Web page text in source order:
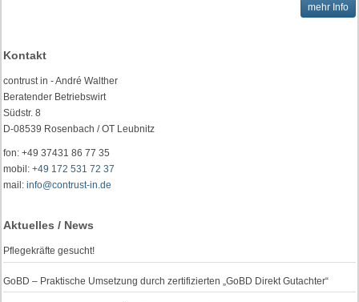
mehr Info
Kontakt
contrust in - André Walther
Beratender Betriebswirt
Südstr. 8
D-08539 Rosenbach / OT Leubnitz
fon: +49 37431 86 77 35
mobil:+49 172 531 72 37
mail:info@contrust-in.de
Aktuelles / News
Pflegekräfte gesucht!
GoBD – Praktische Umsetzung durch zertifizierten „GoBD Direkt Gutachter“